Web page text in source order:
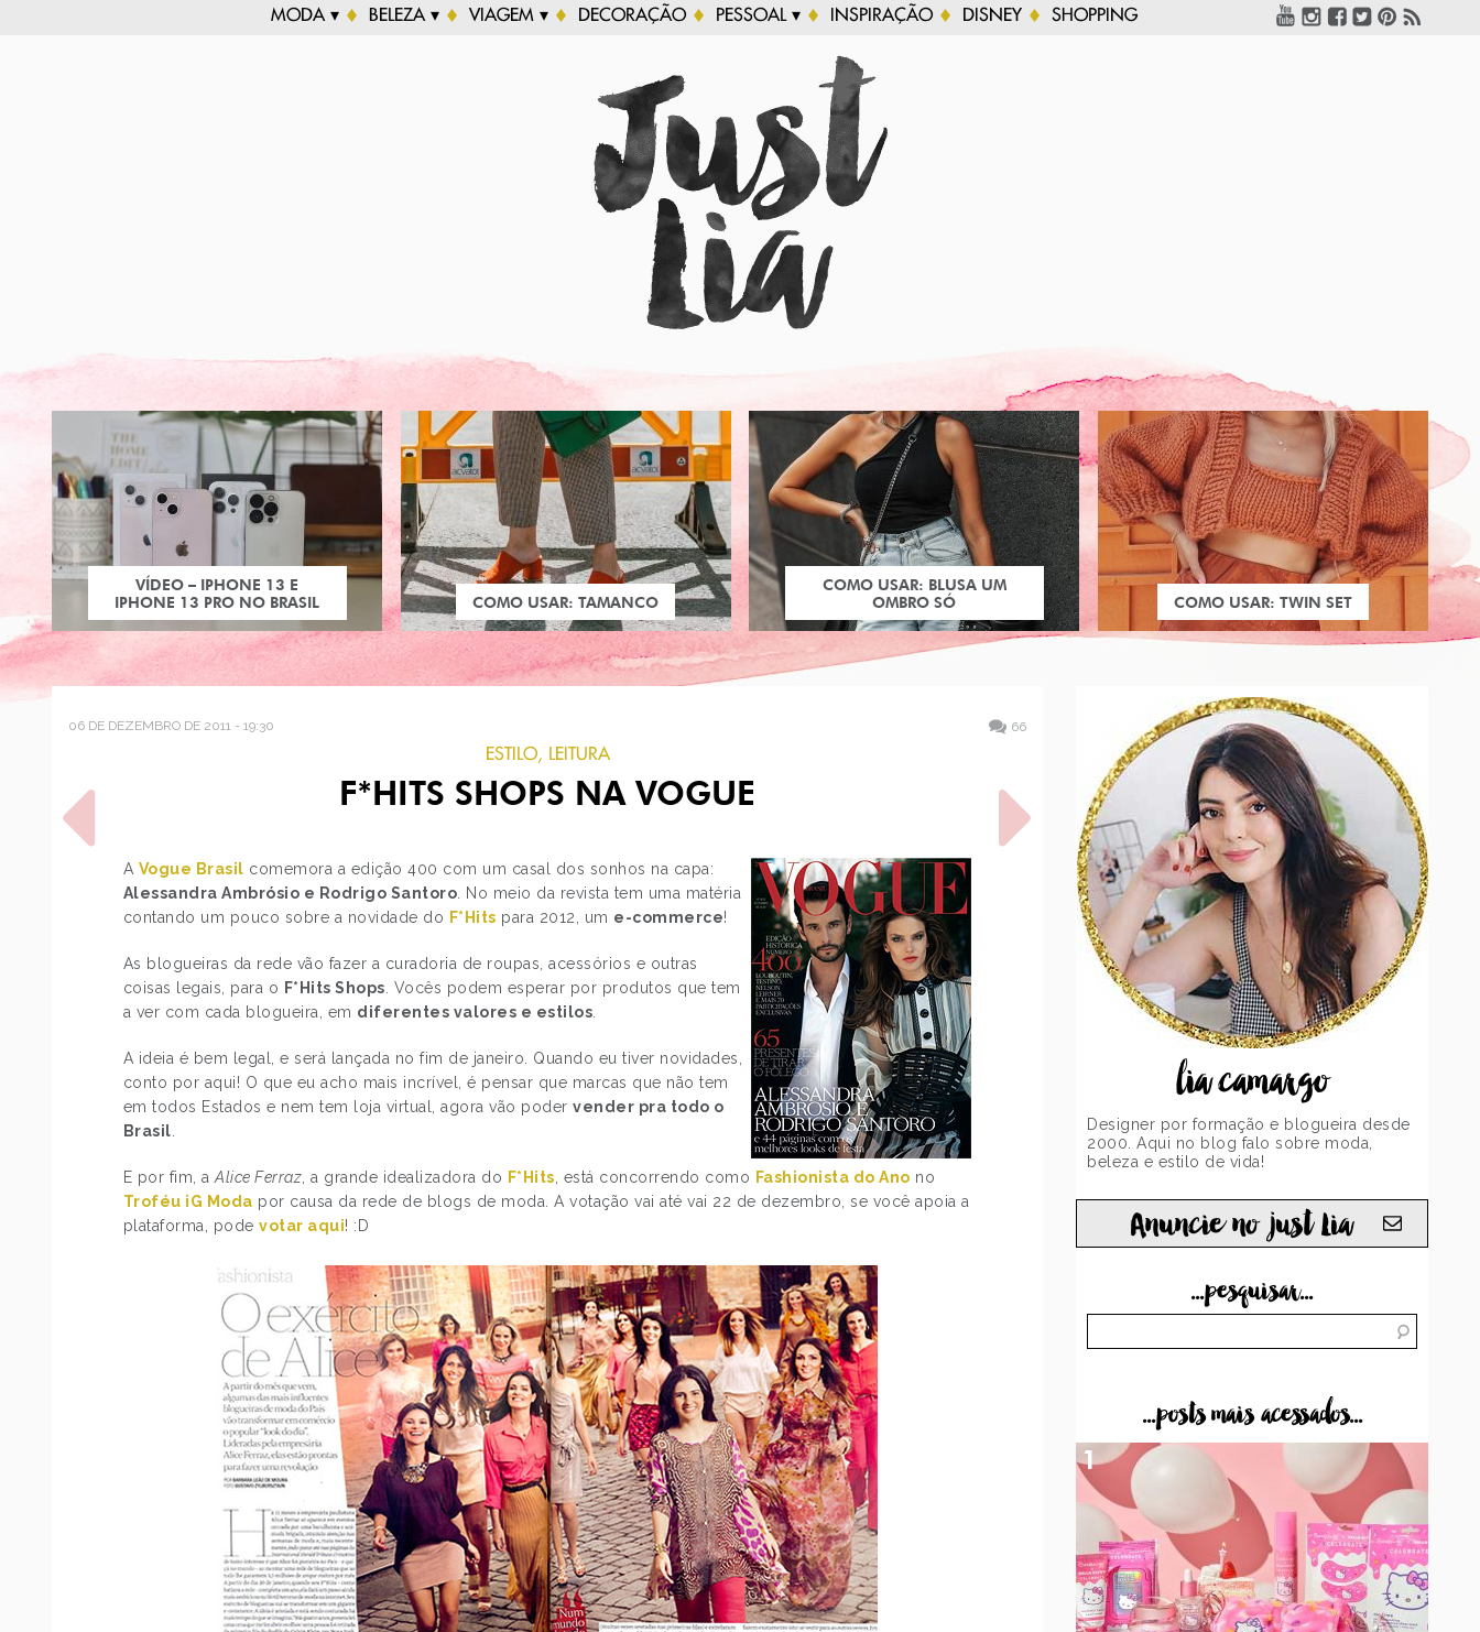
MODA ▾ BELEZA ▾ VIAGEM ▾ DECORAÇÃO PESSOAL ▾ INSPIRAÇÃO DISNEY SHOPPING
VÍDEO – IPHONE 13 E
IPHONE 13 PRO NO BRASIL
COMO USAR: TAMANCO
COMO USAR: BLUSA UM
OMBRO SÓ
COMO USAR: TWIN SET
06 DE DEZEMBRO DE 2011 - 19:30 66
ESTILO, LEITURA
F*HITS SHOPS NA VOGUE
A Vogue Brasil comemora a edição 400 com um casal dos sonhos na capa:
Alessandra Ambrósio e Rodrigo Santoro . No meio da revista tem uma matéria
contando um pouco sobre a novidade do F*Hits para 2012, um e-commerce!
As blogueiras da rede vão fazer a curadoria de roupas, acessórios e outras
coisas legais, para o F*Hits Shops . Vocês podem esperar por produtos que tem
a ver com cada blogueira, em diferentes valores e estilos
A ideia é bem legal, e será lançada no fim de janeiro. Quando eu tiver novidades,
conto por aqui! O que eu acho mais incrível, é pensar que marcas que não tem
em todos Estados e nem tem loja virtual, agora vão podervender pra todo o
Brasil
E por fim, aAlice Ferraz , a grande idealizadora do F*Hits , está concorrendo como Fashionista do Ano no
Troféu iG Moda por causa da rede de blogs de moda. A votação vai até vai 22 de dezembro, se você apoia a
plataforma, podevotar aqui! :D
ROBOCOP 90
PRÓXIMO POST
O QUE ELES PENSAM
SOBRE PENTEADOS DE
FESTA
lia camargo
Designer por formação e blogueira desde
2000. Aqui no blog falo sobre moda,
beleza e estilo de vida!
Anuncie no just Lia
...pesquisar...
...posts mais acessados...
1